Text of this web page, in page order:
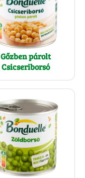
Gőzben párolt
Csicseriborsó